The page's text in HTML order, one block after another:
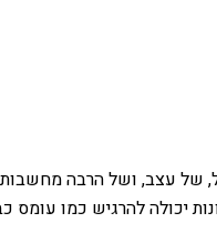
של עצב, ושל הרבה
יכולה להרגיש כמו